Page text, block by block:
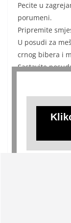
Pecite u
porumeni.
Pripremite
U posudi za
crnog bibera i
Sastavite
Smjesu od
ravnomjerno
Pospite
komadićima
Pospite